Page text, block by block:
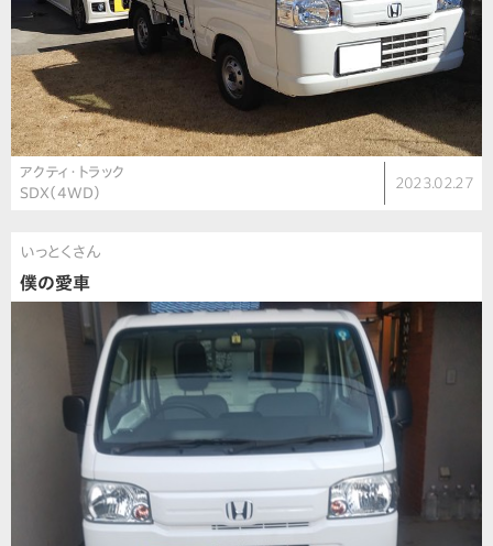
アクティ・トラック
SDX（4WD）
2023.02.27
いっとくさん
僕の愛車